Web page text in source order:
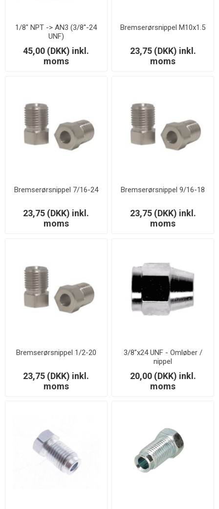
1/8" NPT -> AN3 (3/8''-24
UNF)
45,00 (DKK) inkl.
moms
Bremserørsnippel M10x1.5
23,75 (DKK) inkl.
moms
Bremserørsnippel 7/16-24
23,75 (DKK) inkl.
moms
Bremserørsnippel 9/16-18
23,75 (DKK) inkl.
moms
Bremserørsnippel 1/2-20
23,75 (DKK) inkl.
moms
3/8"x24 UNF - Omløber /
nippel
20,00 (DKK) inkl.
moms